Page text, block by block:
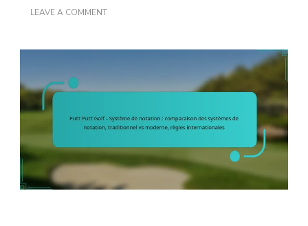
LEAVE A COMMENTON
NOTATION
COMPARAISON
DES
DE
NOTATION,
VS